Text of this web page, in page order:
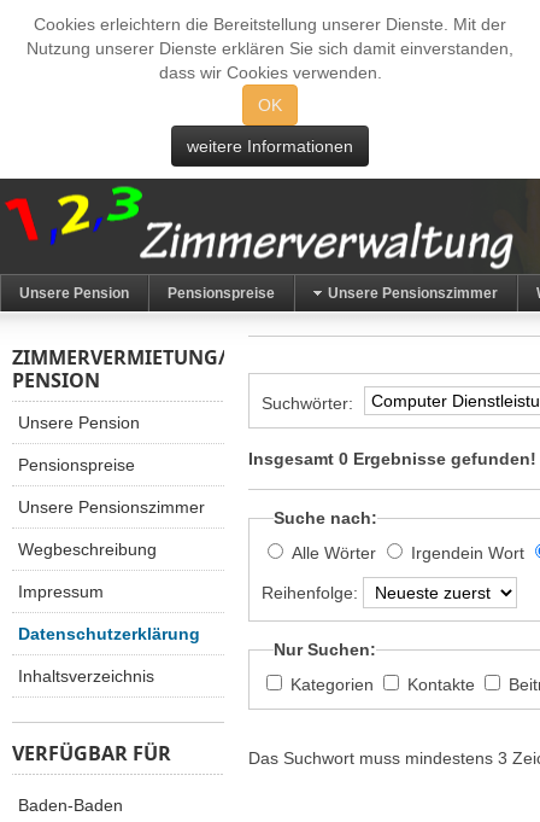
Cookies erleichtern die Bereitstellung unserer Dienste. Mit der
Nutzung unserer Dienste erklären Sie sich damit einverstanden,
dass wir Cookies verwenden.
OK
weitere Informationen
Unsere Pension Pensionspreise Unsere Pensionszimmer
Suchwörter:
Insgesamt 0 Ergebnisse gefunden!
Suche nach:
Alle Wörter
Irgendein Wort
Reihenfolge:
Nur Suchen:
Kategorien
Kontakte
Das Suchwort muss mindestens 3
ZIMMERVERMIETUNG/
PENSION
Unsere Pension
Pensionspreise
Unsere Pensionszimmer
Wegbeschreibung
Impressum
Datenschutzerklärung
Inhaltsverzeichnis
VERFÜGBAR FÜR
Baden-Baden